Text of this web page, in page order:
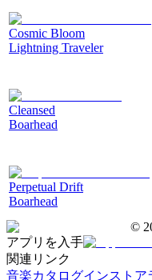
Cosmic Bloom
Lightning Traveler
Cleansed
Boarhead
Perpetual Drift
Boarhead
©
アプリを入手
関連リンク
音楽カタログインストア